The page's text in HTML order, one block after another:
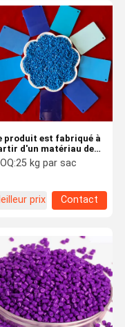
produit est fabriqué à
d'un matériau de
en plastique,
polypropylène, de
25 kg par sac
prix Contact